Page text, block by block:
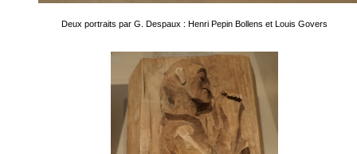
Deux portraits par G. Despaux : Henri Pepin Bollens et Louis Govers